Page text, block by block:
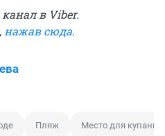
в Viber.
нажав сюда.
Пляж Место для купания